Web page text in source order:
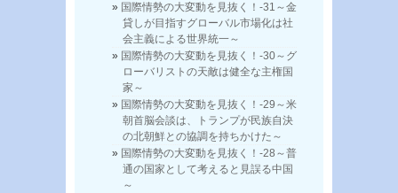
国際情勢の大変動を見抜く！-31～金
貸しが目指すグローバル市場化は社
会主義による世界統一～
国際情勢の大変動を見抜く！-30～グ
ローバリストの天敵は健全な主権国
家～
国際情勢の大変動を見抜く！-29～米
朝首脳会談は、トランプが民族自決
の北朝鮮との協調を持ちかけた～
国際情勢の大変動を見抜く！-28～普
通の国家として考えると見誤る中国
～